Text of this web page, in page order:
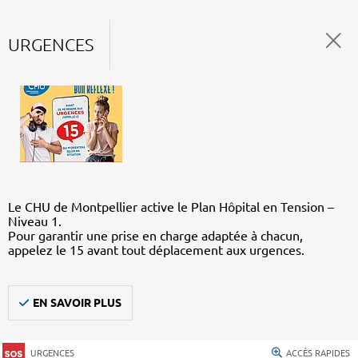
URGENCES
Le CHU de Montpellier active le Plan Hôpital en Tension –
Niveau 1.
Pour garantir une prise en charge adaptée à chacun,
appelez le 15 avant tout déplacement aux urgences.
EN SAVOIR PLUS
URGENCES ACCÈS RAPIDES